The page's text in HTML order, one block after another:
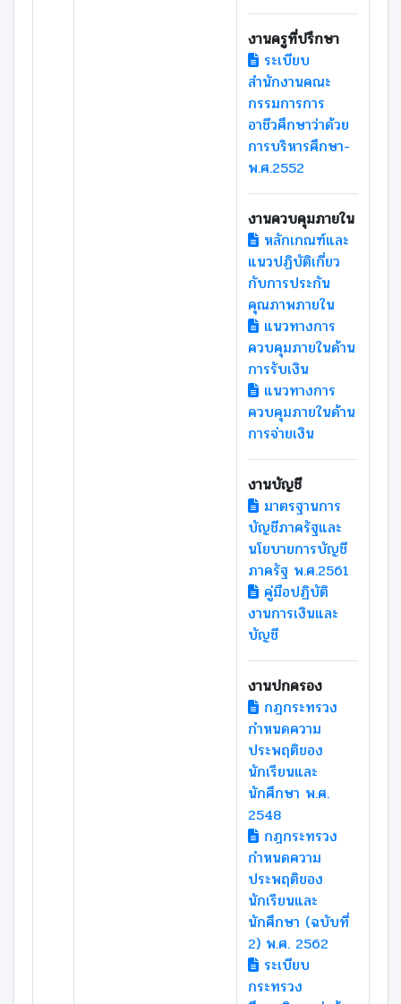
งานครูที่ปรึกษา
ระเบียบ
สำนักงานคณะ
กรรมการการ
อาชีวศึกษาว่าด้วย
การบริหารศึกษา-
พ.ศ.2552
งานควบคุมภายใน
หลักเกณฑ์และ
แนวปฏิบัติเกี่ยว
กับการประกัน
คุณภาพภายใน
แนวทางการ
ควบคุมภายในด้าน
การรับเงิน
แนวทางการ
ควบคุมภายในด้าน
การจ่ายเงิน
งานบัญชี
มาตรฐานการ
บัญชีภาครัฐและ
นโยบายการบัญชี
ภาครัฐ พ.ศ.2561
คู่มือปฏิบัติ
งานการเงินและ
บัญชี
งานปกครอง
กฎกระทรวง
กำหนดความ
ประพฤติของ
นักเรียนและ
นักศึกษา พ.ศ.
2548
กฎกระทรวง
กำหนดความ
ประพฤติของ
นักเรียนและ
นักศึกษา (ฉบับที่
2) พ.ศ. 2562
ระเบียบ
กระทรวง